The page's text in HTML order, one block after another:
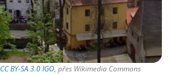
CC BY-SA 3.0 IGO, přes Wikimedia Commons